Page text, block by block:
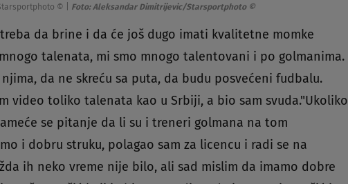
© Foto: Aleksandar Dimitrijevic/Starsportphoto ©
da brine i da će još dugo imati kvalitetne momke
talenata, mi smo mnogo talentovani i po golmanima.
da ne skreću sa puta, da budu posvećeni fudbalu.
video toliko talenata kao u Srbiji, a bio sam svuda."Ukoliko
se pitanje da li su i treneri golmana na tom
i dobru struku, polagao sam za licencu i radi se na
ih neko vreme nije bilo, ali sad mislim da imamo dobre